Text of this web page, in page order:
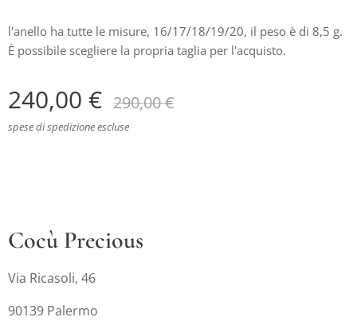
l'anello ha tutte le misure, 16/17/18/19/20, il peso è di 8,5 g.
È possibile scegliere la propria taglia per l'acquisto.
240,00 € 290,00€
spese di spedizione escluse
Cocù Precious
Via Ricasoli, 46
90139 Palermo